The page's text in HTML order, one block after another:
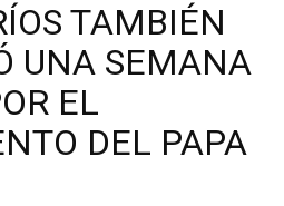
TAMBIÉN
UNA SEMANA
EL
DEL PAPA